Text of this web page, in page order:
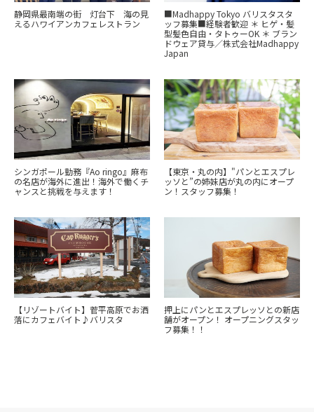
静岡県最南端の街 灯台下 海の見
えるハワイアンカフェレストラン
■Madhappy Tokyo バリスタスタ
ッフ募集■経験者歓迎 ＊ ヒゲ・髪
型髪色自由・タトゥーOK ＊ ブラン
ドウェア貸与／株式会社Madhappy
Japan
シンガポール勤務『Ao ringo』麻布
の名店が海外に進出！海外で働くチ
ャンスと挑戦を与えます！
【東京・丸の内】"パンとエスプレ
ッソと”の姉妹店が丸の内にオープ
ン！スタッフ募集！
【リゾートバイト】菅平高原でお洒
落にカフェバイト♪バリスタ
押上にパンとエスプレッソとの新店
舗がオープン！ オープニングスタッ
フ募集！！